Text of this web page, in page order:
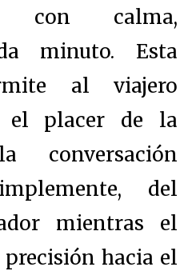
con calma,
minuto. Esta
al viajero
el placer de la
conversación
del
mientras el
hacia el